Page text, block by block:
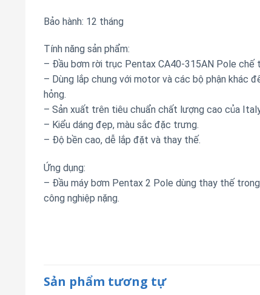
Bảo hành: 12 tháng
Tính năng sản phẩm:
– Đầu bơm rời trục Pentax CA40-315AN Pole chế
– Dùng lắp chung với motor và các bộ phận khác
hỏng.
– Sản xuất trên tiêu chuẩn chất lượng cao của
– Kiểu dáng đẹp, màu sắc đặc trưng.
– Độ bền cao, dễ lắp đặt và thay thế.
Ứng dụng:
– Đầu máy bơm Pentax 2 Pole dùng thay thế
công nghiệp nặng.
Sản phẩm tương tự